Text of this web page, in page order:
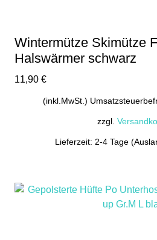
Wintermütze Skimütze
Halswärmer schwarz
11,90 €
(inkl.MwSt.)
zzgl.
Lieferzeit: 2-4 Tage